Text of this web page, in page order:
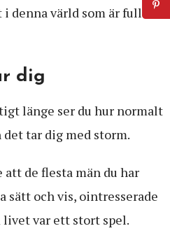
denna värld som är full av
dig
länge ser du hur normalt
det tar dig med storm.
de flesta män du har
sätt och vis, ointresserade
livet var ett stort spel.